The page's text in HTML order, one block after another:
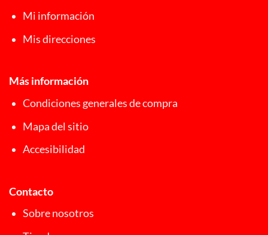
Mi información
Mis direcciones
Más información
Condiciones generales de compra
Mapa del sitio
Accesibilidad
Contacto
Sobre nosotros